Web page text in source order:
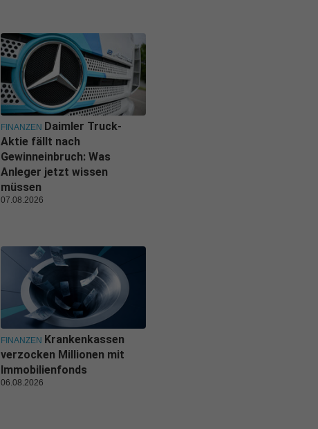
FINANZEN Daimler Truck-
Aktie fällt nach
Gewinneinbruch: Was
Anleger jetzt wissen
müssen
07.08.2026
FINANZEN Krankenkassen
verzocken Millionen mit
Immobilienfonds
06.08.2026